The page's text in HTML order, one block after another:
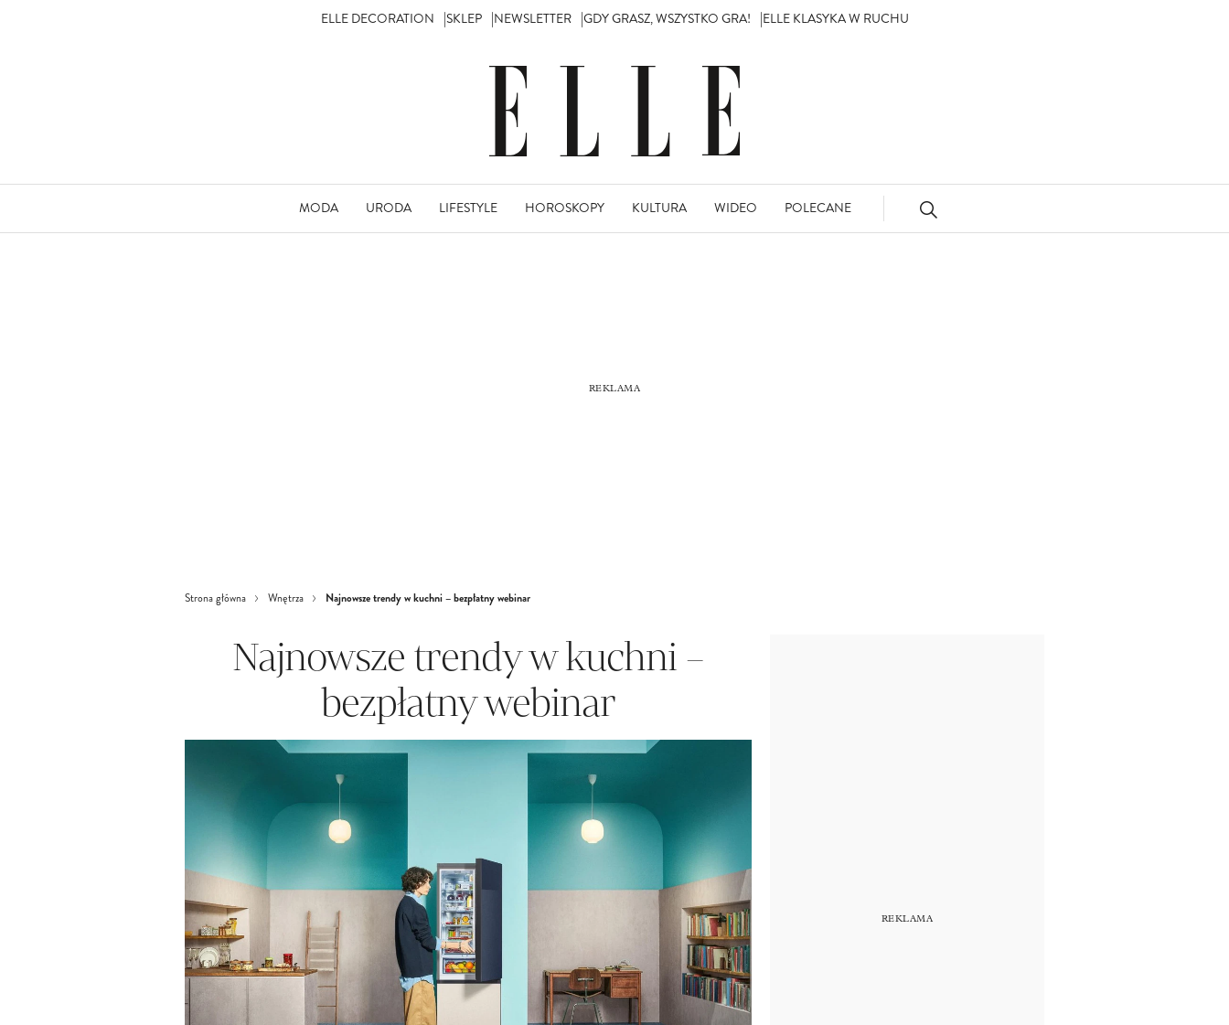
ELLE DECORATION SKLEP NEWSLETTER GDY GRASZ, WSZYSTKO GRA! ELLE KLASYKA W RUCHU
MODA URODA LIFESTYLE HOROSKOPY KULTURA WIDEO POLECANE
Strona główna Wnętrza Najnowsze trendy w kuchni – bezpłatny webinar
Najnowsze trendy w kuchni –
bezpłatny webinar